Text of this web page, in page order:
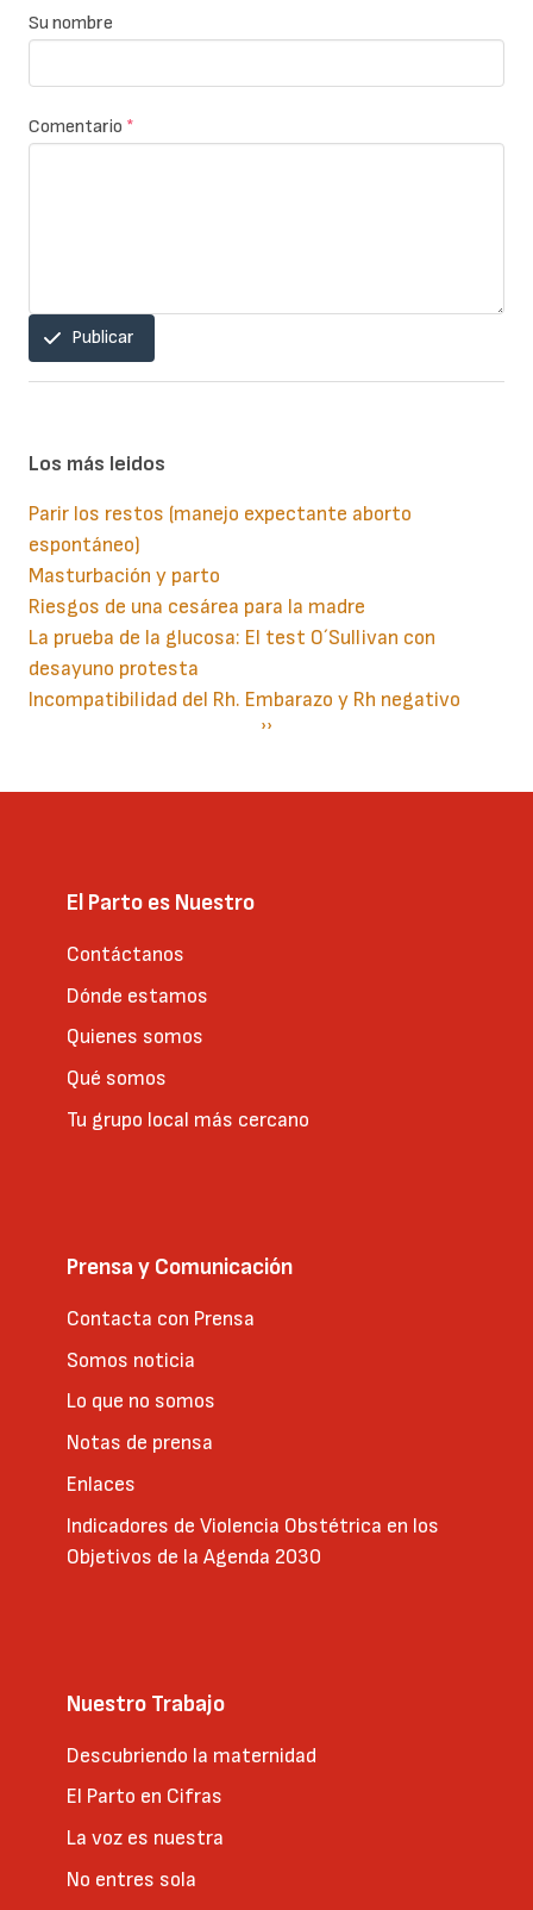
Su nombre
Comentario *
Publicar
Los más leidos
Parir los restos (manejo expectante aborto
espontáneo)
Masturbación y parto
Riesgos de una cesárea para la madre
La prueba de la glucosa: El test O´Sullivan con
desayuno protesta
Incompatibilidad del Rh. Embarazo y Rh negativo
Siguiente
››
El Parto es Nuestro
Contáctanos
Dónde estamos
Quienes somos
Qué somos
Tu grupo local más cercano
Prensa y Comunicación
Contacta con Prensa
Somos noticia
Lo que no somos
Notas de prensa
Enlaces
Indicadores de Violencia Obstétrica en los
Objetivos de la Agenda 2030
Nuestro Trabajo
Descubriendo la maternidad
El Parto en Cifras
La voz es nuestra
No entres sola